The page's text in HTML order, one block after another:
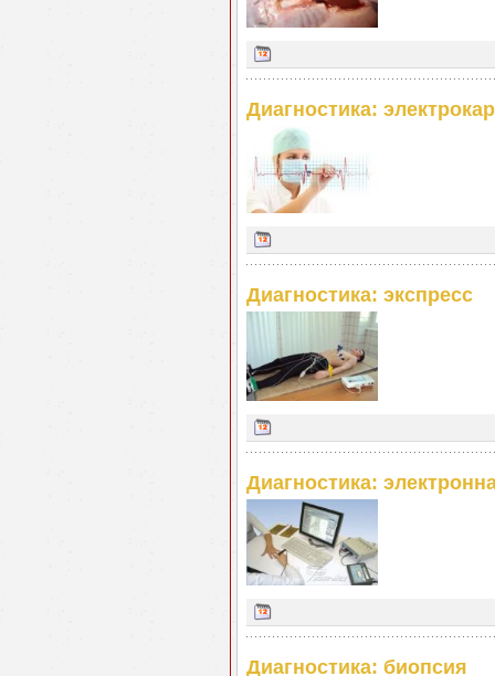
Диагностика:
Диагностика: экспресс
Диагностика:
Диагностика: биопсия